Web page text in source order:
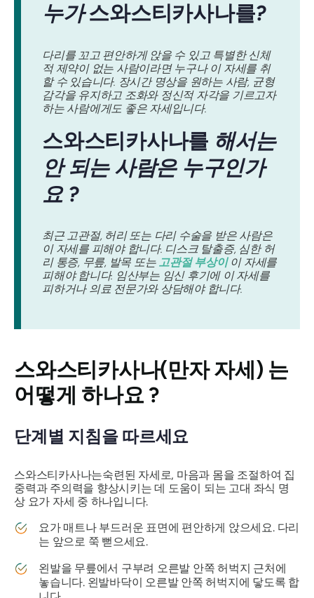
누가스와스티카사나를?
다리를 꼬고 편안하게 앉을 수 있고 특별한 신체
적 제약이 없는 사람이라면 누구나 이 자세를 취
할 수 있습니다. 장시간 명상을 원하는 사람, 균형
감각을 유지하고 조화와 정신적 자각을 기르고자
하는 사람에게도 좋은 자세입니다.
스와스티카사나를 해서는
안 되는 사람은 누구인가
요 ?
최근 고관절, 허리 또는 다리 수술을 받은 사람은
이 자세를 피해야 합니다. 디스크 탈출증, 심한 허
리 통증, 무릎, 발목 또는 고관절 부상이이 자세를
피해야 합니다. 임산부는 임신 후기에 이 자세를
피하거나 의료 전문가와 상담해야 합니다.
스와스티카사나(만자 자세) 는
어떻게 하나요 ?
단계별 지침을 따르세요
스와스티카사나는숙련된 자세로, 마음과 몸을 조절하여 집
중력과 주의력을 향상시키는 데 도움이 되는 고대 좌식 명
상 요가 자세 중 하나입니다.
요가 매트나 부드러운 표면에 편안하게 앉으세요. 다리
는 앞으로 쭉 뻗으세요.
왼발을 무릎에서 구부려 오른발 안쪽 허벅지 근처에
놓습니다. 왼발바닥이 오른발 안쪽 허벅지에 닿도록 합